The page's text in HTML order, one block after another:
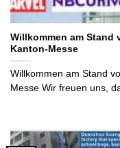
Willkommen am Stand
Kanton-Messe
Willkommen am Stand
Messe Wir freuen uns,